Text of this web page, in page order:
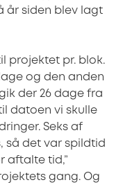
år siden blev lagt
projektet pr. blok.
og den anden
der 26 dage fra
datoen vi skulle
Seks af
så det var spildtid
aftalte tid,”
gang. Og